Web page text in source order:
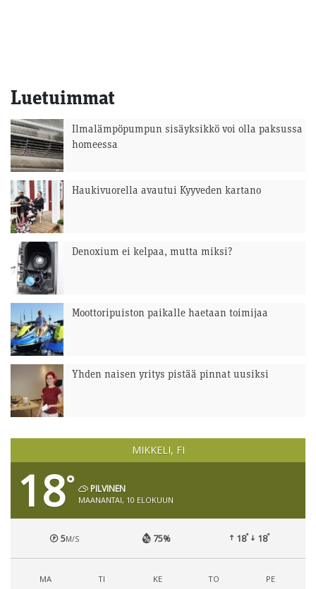
Luetuimmat
Ilmalämpöpumpun sisäyksikkö voi olla paksussa
homeessa
Haukivuorella avautui Kyyveden kartano
Denoxium ei kelpaa, mutta miksi?
Moottoripuiston paikalle haetaan toimijaa
Yhden naisen yritys pistää pinnat uusiksi
MIKKELI, FI
18° PILVINEN
MAANANTAI, 10 ELOKUUN
5M/S 75% 18° 18°
MA TI KE TO PE